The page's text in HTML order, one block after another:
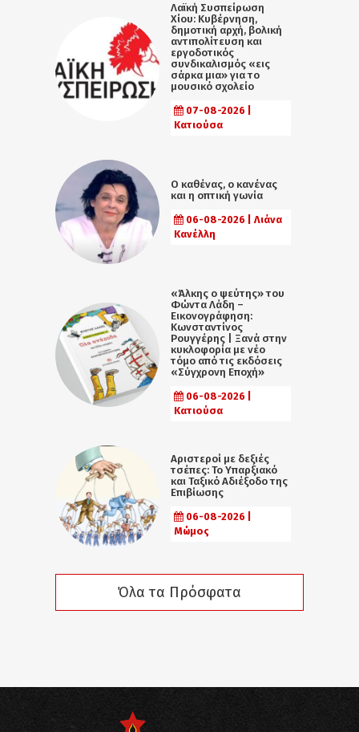
Λαϊκή Συσπείρωση
Χίου: Κυβέρνηση,
δημοτική αρχή, βολική
αντιπολίτευση και
εργοδοτικός
συνδικαλισμός «εις
σάρκα μια» για το
μουσικό σχολείο
07-08-2026 |
Κατιούσα
Ο καθένας, ο κανένας
και η οπτική γωνία
06-08-2026 | Λιάνα
Κανέλλη
«Άλκης ο ψεύτης» του
Φώντα Λάδη –
Εικονογράφηση:
Κωνσταντίνος
Ρουγγέρης | Ξανά στην
κυκλοφορία με νέο
τόμο από τις εκδόσεις
«Σύγχρονη Εποχή»
06-08-2026 |
Κατιούσα
Αριστεροί με δεξιές
τσέπες: Το Υπαρξιακό
και Ταξικό Αδιέξοδο της
Επιβίωσης
06-08-2026 |
Μώμος
Όλα τα Πρόσφατα